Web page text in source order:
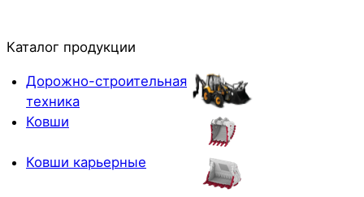
Каталог продукции
Дорожно-строительная
техника
Ковши
Ковши карьерные